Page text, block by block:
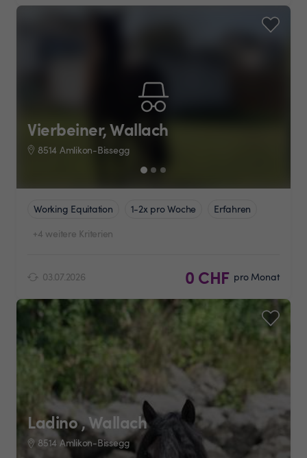
Vierbeiner, Wallach
8514 Amlikon-Bissegg
Working Equitation 1-2x pro Woche
Erfahren
+4 weitere Kriterien
03.07.2026 0 CHF pro Monat
Ladino , Wallach
8514 Amlikon-Bissegg